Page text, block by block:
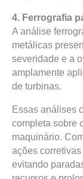
4. Ferrografia
A análise
metálicas
severidade e a
amplamente
de turbinas.
Essas análises
completa sobre
maquinário.
ações
evitando